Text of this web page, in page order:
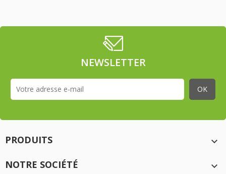
NEWSLETTER
PRODUITS

NOTRE SOCIÉTÉ
